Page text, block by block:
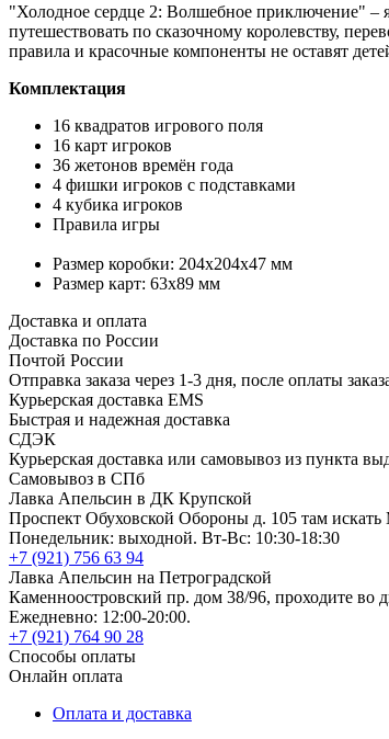
"Холодное сердце 2: Волшебное приключение" –
путешествовать по сказочному королевству,
правила и красочные компоненты не оставят
Комплектация
16 квадратов игрового поля
16 карт игроков
36 жетонов времён года
4 фишки игроков с подставками
4 кубика игроков
Правила игры
Размер коробки: 204x204x47 мм
Размер карт: 63x89 мм
Доставка и оплата
Доставка по России
Почтой России
Отправка заказа через 1-3 дня, после оплаты
Курьерская доставка EMS
Быстрая и надежная доставка
СДЭК
Курьерская доставка или самовывоз из пункта
Самовывоз в СПб
Лавка Апельсин в ДК Крупской
Проспект Обуховской Обороны д. 105 там
Понедельник: выходной. Вт-Вс: 10:30-18:30
+7 (921) 756 63 94
Лавка Апельсин на Петроградской
Каменноостровский пр. дом 38/96, проходите во
Ежедневно: 12:00-20:00.
+7 (921) 764 90 28
Способы оплаты
Онлайн оплата
Оплата и доставка